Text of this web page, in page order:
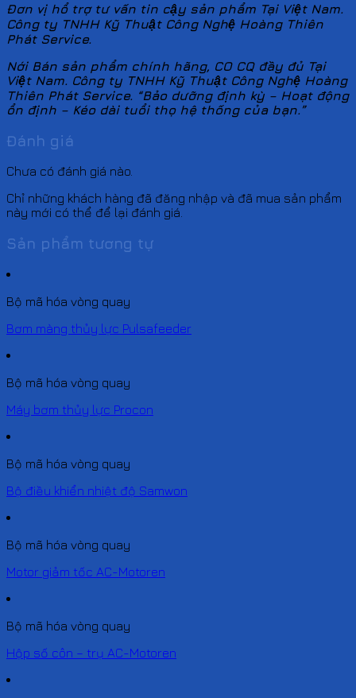
Đơn vị hổ trợ tư vấn tin cậy sản phẩm Tại Việt Nam.
Công ty TNHH Kỹ Thuật Công Nghệ Hoàng Thiên
Phát Service.
Nới Bán sản phẩm chính hãng, CO CQ đầy đủ Tại
Việt Nam. Công ty TNHH Kỹ Thuật Công Nghệ Hoàng
Thiên Phát Service. “Bảo dưỡng định kỳ – Hoạt động
ổn định – Kéo dài tuổi thọ hệ thống của bạn.”
Đánh giá
Chưa có đánh giá nào.
Chỉ những khách hàng đã đăng nhập và đã mua sản phẩm
này mới có thể để lại đánh giá.
Sản phẩm tương tự
Bộ mã hóa vòng quay
Bơm màng thủy lực Pulsafeeder
Bộ mã hóa vòng quay
Máy bơm thủy lực Procon
Bộ mã hóa vòng quay
Bộ điều khiển nhiệt độ Samwon
Bộ mã hóa vòng quay
Motor giảm tốc AC-Motoren
Bộ mã hóa vòng quay
Hộp số côn – trụ AC-Motoren